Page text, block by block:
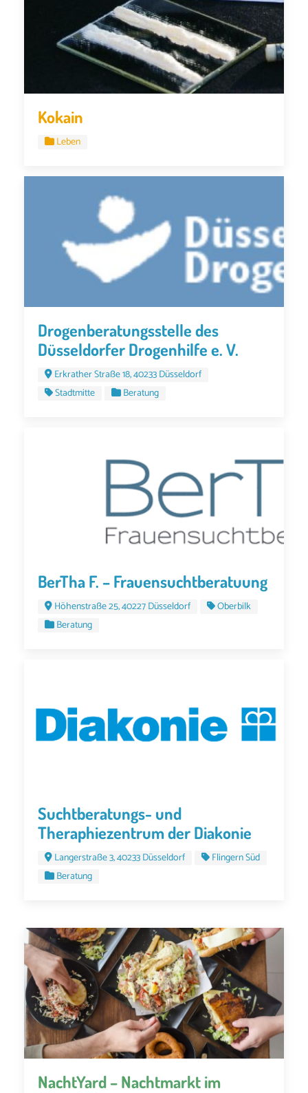
Kokain
Leben
Drogenberatungsstelle des
Düsseldorfer Drogenhilfe e. V.
Erkrather Straße 18, 40233 Düsseldorf
Stadtmitte
Beratung
BerTha F. – Frauensuchtberatuung
Höhenstraße 25, 40227 Düsseldorf
Oberbilk
Beratung
Suchtberatungs- und
Theraphiezentrum der Diakonie
Langerstraße 3, 40233 Düsseldorf
Flingern Süd
Beratung
NachtYard – Nachtmarkt im